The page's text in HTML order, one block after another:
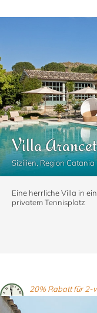
Villa
Sizilien, Region Catania
Eine herrliche Villa in
privatem Tennisplatz
20% Rabatt für 2-